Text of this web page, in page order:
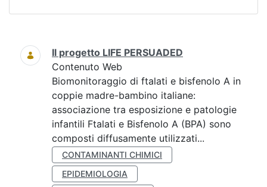
Ricerca
Il progetto LIFE PERSUADED
Contenuto Web
Biomonitoraggio di ftalati e bisfenolo A in
coppie madre-bambino italiane:
associazione tra esposizione e patologie
infantili Ftalati e Bisfenolo A (BPA) sono
composti diffusamente utilizzati...
CONTAMINANTI CHIMICI
EPIDEMIOLOGIA